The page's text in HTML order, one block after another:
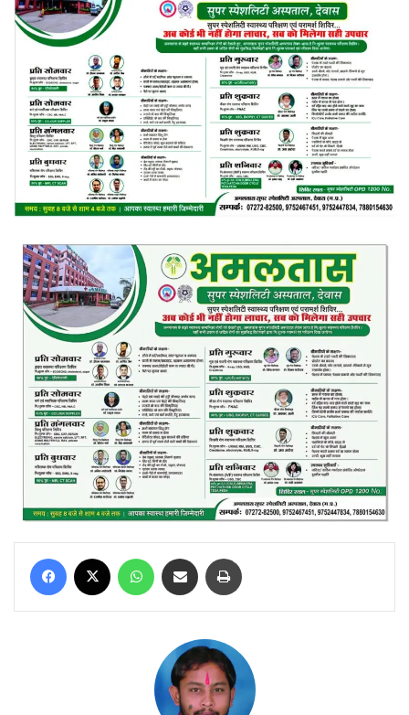
Facebook WhatsAppShare via Email